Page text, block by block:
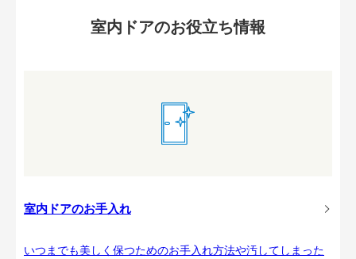
室内ドアのお役立ち情報
室内ドアのお手入れ
いつまでも美しく保つためのお手入れ方法や汚してしまった